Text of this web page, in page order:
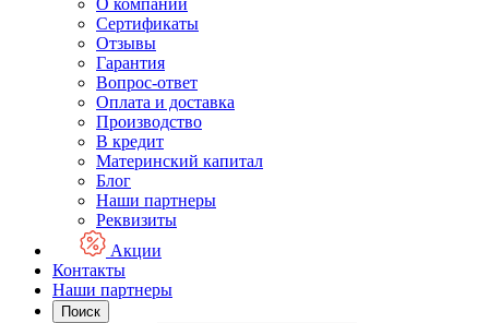
О компании
Сертификаты
Отзывы
Гарантия
Вопрос-ответ
Оплата и доставка
Производство
В кредит
Материнский капитал
Блог
Наши партнеры
Реквизиты
Акции
Контакты
Наши партнеры
Поиск